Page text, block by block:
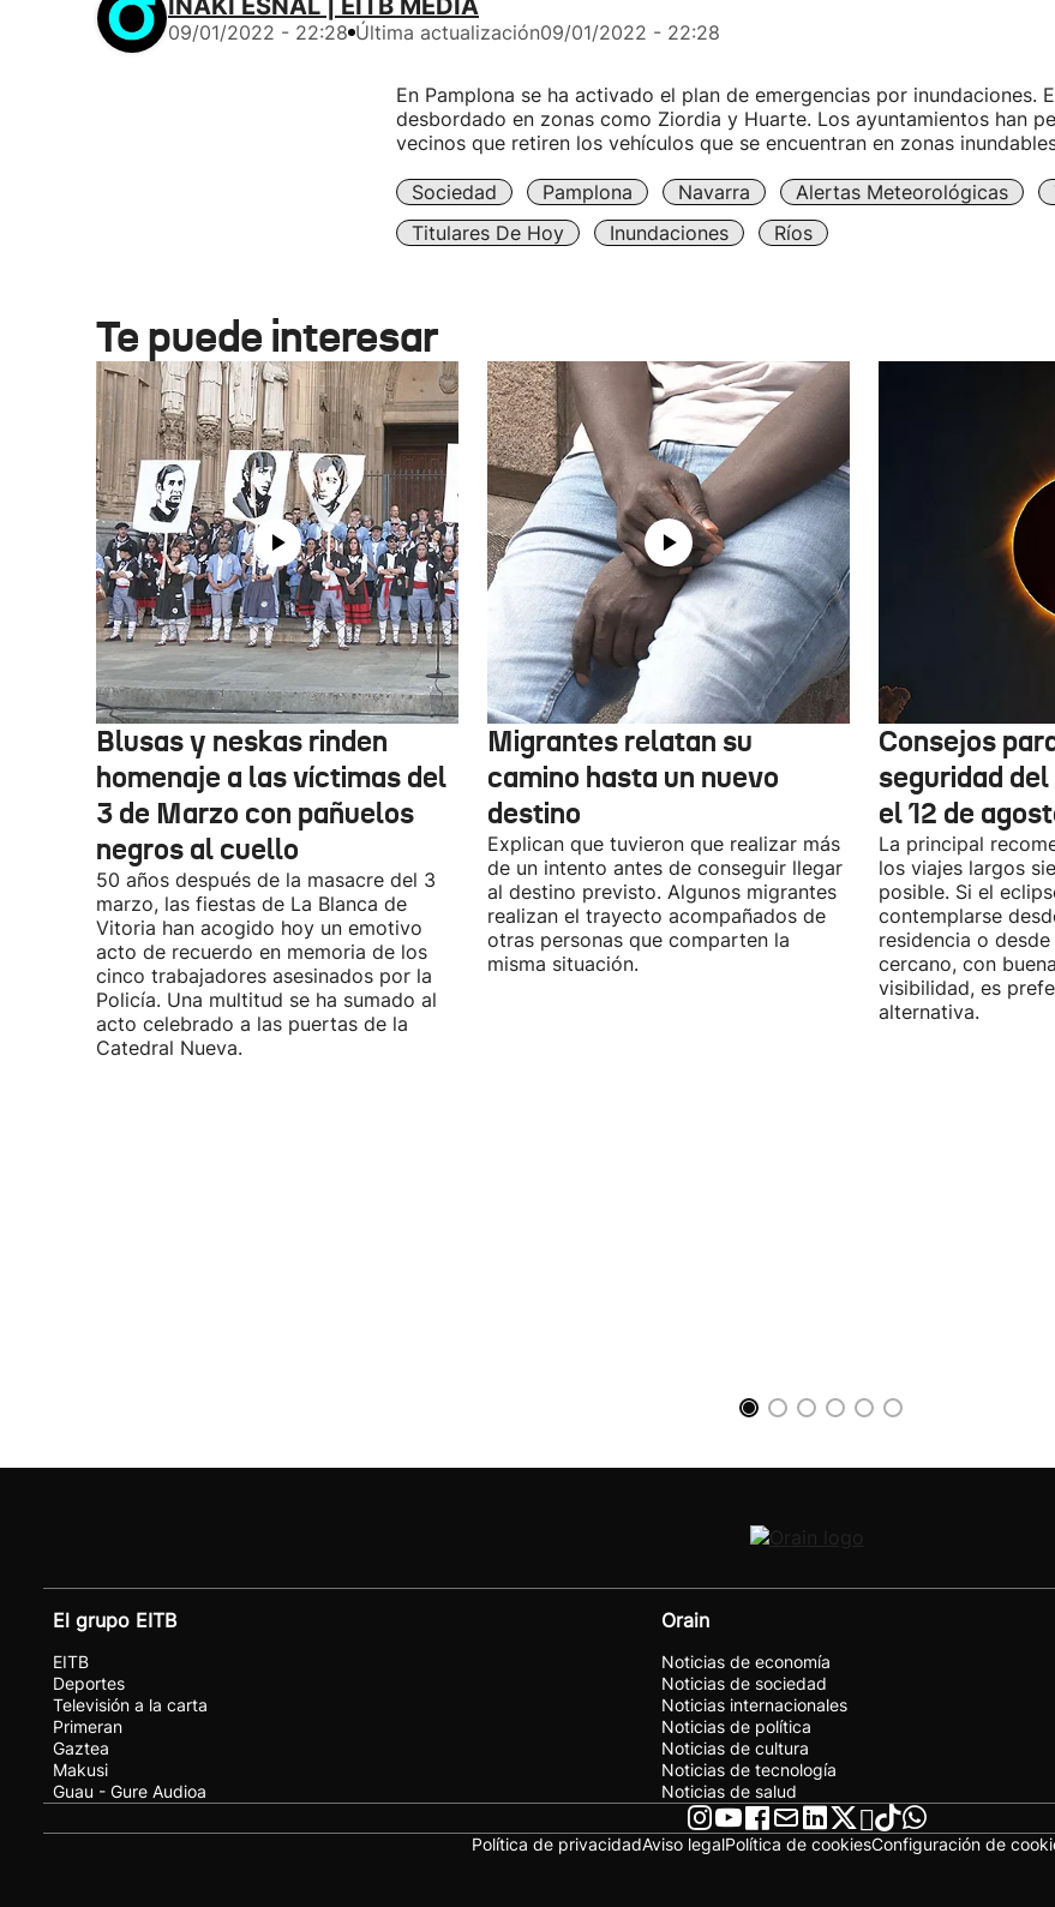
IÑAKI ESNAL | EITB MEDIA
09/01/2022 - 22:28 Última actualización09/01/2022 - 22:28
En Pamplona se ha activado el plan de emergencias por inundaciones.
desbordado en zonas como Ziordia y Huarte. Los ayuntamientos han
vecinos que retiren los vehículos que se encuentran en zonas
Sociedad Pamplona Navarra Alertas Meteorológicas
Titulares De Hoy
Inundaciones Ríos
Te puede interesar
Blusas y neskas rinden
homenaje a las víctimas del
3 de Marzo con pañuelos
negros al cuello
50 años después de la masacre del 3
marzo, las fiestas de La Blanca de
Vitoria han acogido hoy un emotivo
acto de recuerdo en memoria de los
cinco trabajadores asesinados por la
Policía. Una multitud se ha sumado al
acto celebrado a las puertas de la
Catedral Nueva.
Migrantes relatan su
camino hasta un nuevo
destino
Explican que tuvieron que realizar más
de un intento antes de conseguir llegar
al destino previsto. Algunos migrantes
realizan el trayecto acompañados de
otras personas que comparten la
misma situación.
Consejos
seguridad
el 12 de
La principal
los viajes largos
posible. Si el
contemplarse
residencia o
cercano, con
visibilidad, es
alternativa.
El grupo EITB
EITB
Deportes
Televisión a la carta
Primeran
Gaztea
Makusi
Guau - Gure Audioa
Orain
Noticias de economía
Noticias de sociedad
Noticias internacionales
Noticias de política
Noticias de cultura
Noticias de tecnología
Noticias de salud
Política de privacidadAviso legalPolítica de cookiesConfiguración de